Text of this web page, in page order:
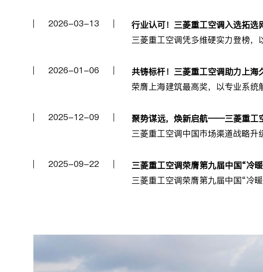
2026-03-13
行业认可！三菱重工空调入选拓选
三菱重工空调凭多维硬实力登榜，
2026-01-06
共铸标杆！三菱重工空调助力上海
荣膺上海建筑最高奖，以专业系
2025-12-09
聚势谋远，焕新启航——三菱重工
三菱重工空调中国市场渠道战略升
2025-09-22
三菱重工空调荣膺第九届中国“冷
三菱重工空调荣膺第九届中国“冷